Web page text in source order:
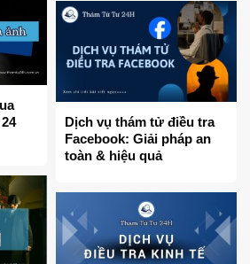
Dịch vụ thám tử điều tra
Facebook: Giải pháp an
toàn & hiệu quả